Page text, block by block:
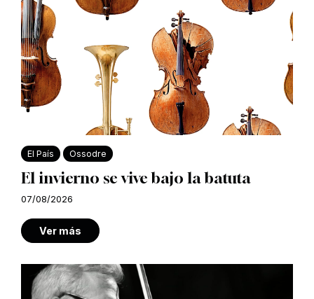
El País Ossodre
El invierno se vive bajo la batuta
07/08/2026
Ver más